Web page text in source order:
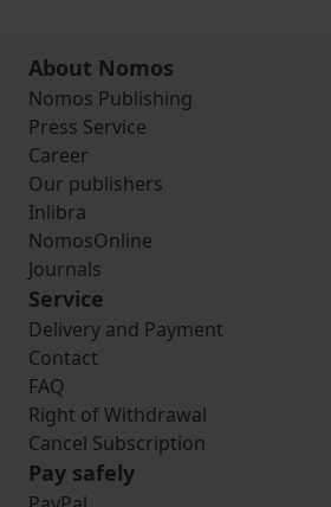
About Nomos
Nomos Publishing
Press Service
Career
Our publishers
Inlibra
NomosOnline
Journals
Service
Delivery and Payment
Contact
FAQ
Right of Withdrawal
Cancel Subscription
Pay safely